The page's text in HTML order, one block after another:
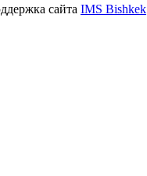
сайта IMS Bishkek